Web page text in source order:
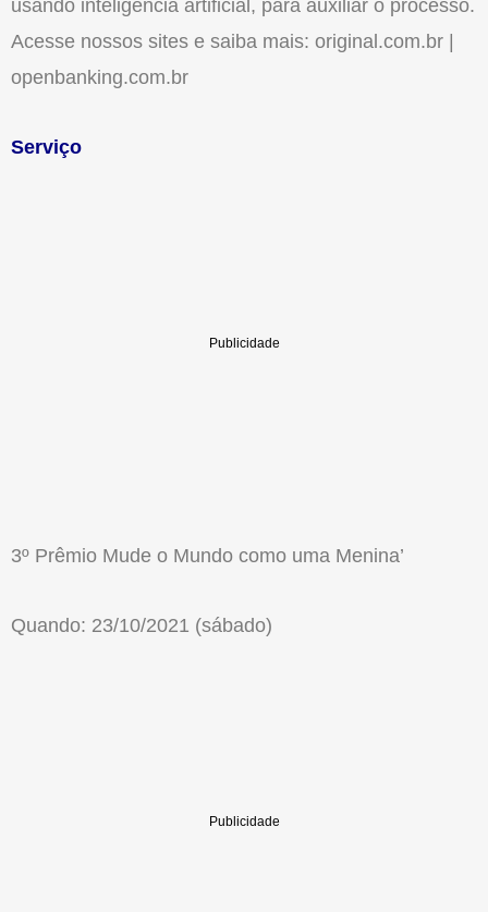
usando inteligência artificial, para auxiliar o processo.
Acesse nossos sites e saiba mais: original.com.br |
openbanking.com.br
Serviço
3º Prêmio Mude o Mundo como uma Menina’
Quando: 23/10/2021 (sábado)